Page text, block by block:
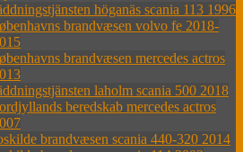
höganäs scania 113 1996
brandvæsen volvo fe 2018-
brandvæsen mercedes actros
laholm scania 500 2018
beredskab mercedes actros
brandvæsen scania 440-320 2014